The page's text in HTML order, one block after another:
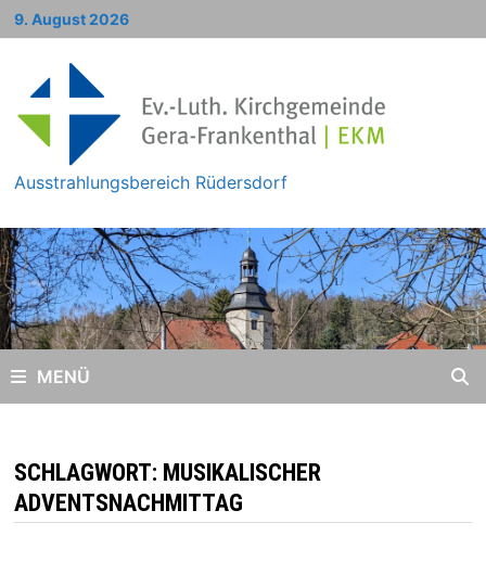
Zum
Inhalt
9. August 2026
Ausstrahlungsbereich Rüdersdorf
MENÜ
SCHLAGWORT: MUSIKALISCHER
ADVENTSNACHMITTAG